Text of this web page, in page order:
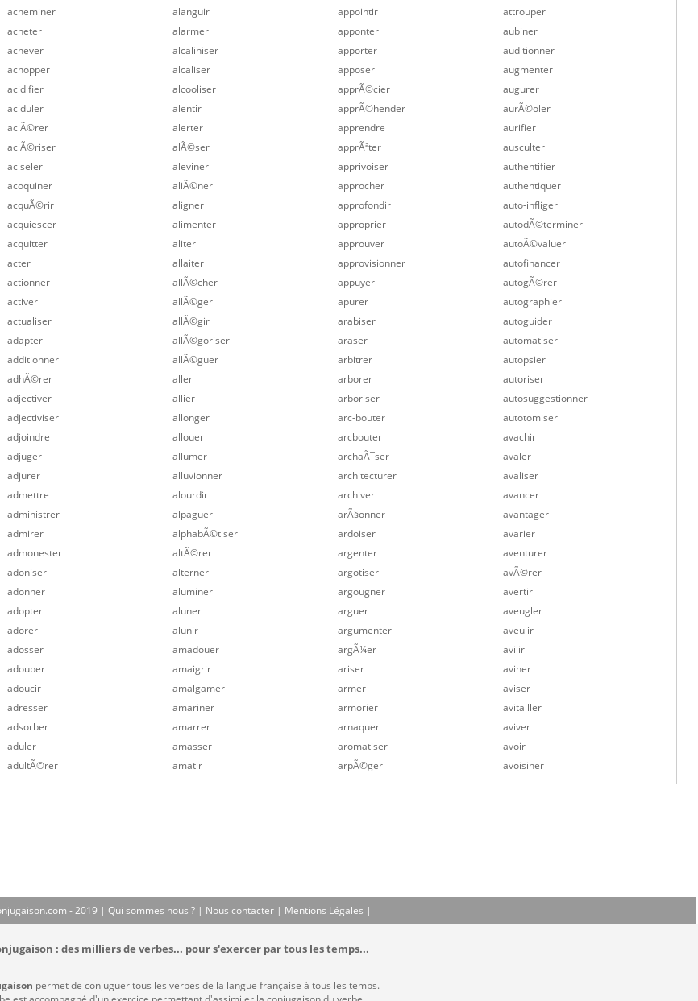
acheminer
acheter
achever
achopper
acidifier
aciduler
aciÃ©rer
aciÃ©riser
aciseler
acoquiner
acquÃ©rir
acquiescer
acquitter
acter
actionner
activer
actualiser
adapter
additionner
adhÃ©rer
adjectiver
adjectiviser
adjoindre
adjuger
adjurer
admettre
administrer
admirer
admonester
adoniser
adonner
adopter
adorer
adosser
adouber
adoucir
adresser
adsorber
aduler
adultÃ©rer
alanguir
alarmer
alcaliniser
alcaliser
alcooliser
alentir
alerter
alÃ©ser
aleviner
aliÃ©ner
aligner
alimenter
aliter
allaiter
allÃ©cher
allÃ©ger
allÃ©gir
allÃ©goriser
allÃ©guer
aller
allier
allonger
allouer
allumer
alluvionner
alourdir
alpaguer
alphabÃ©tiser
altÃ©rer
alterner
aluminer
aluner
alunir
amadouer
amaigrir
amalgamer
amariner
amarrer
amasser
amatir
appointir
apponter
apporter
apposer
apprÃ©cier
apprÃ©hender
apprendre
apprÃªter
apprivoiser
approcher
approfondir
approprier
approuver
approvisionner
appuyer
apurer
arabiser
araser
arbitrer
arborer
arboriser
arc-bouter
arcbouter
archaÃ¯ser
architecturer
archiver
arÃ§onner
ardoiser
argenter
argotiser
argougner
arguer
argumenter
argÃ¼er
ariser
armer
armorier
arnaquer
aromatiser
arpÃ©ger
attrouper
aubiner
auditionner
augmenter
augurer
aurÃ©oler
aurifier
ausculter
authentifier
authentiquer
auto-infliger
autodÃ©terminer
autoÃ©valuer
autofinancer
autogÃ©rer
autographier
autoguider
automatiser
autopsier
autoriser
autosuggestionner
autotomiser
avachir
avaler
avaliser
avancer
avantager
avarier
aventurer
avÃ©rer
avertir
aveugler
aveulir
avilir
aviner
aviser
avitailler
aviver
avoir
avoisiner
- 2019 | Qui sommes nous ? | Nous contacter | Mentions Légales |
: des milliers de verbes... pour s'exercer par tous les temps...
permet de conjuguer tous les verbes de la langue française à tous les temps.